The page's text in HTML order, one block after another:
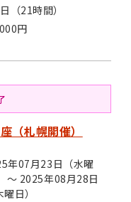
（21時間）
円
（札幌開催）
年07月23日（水曜
～ 2025年08月28日
曜日）